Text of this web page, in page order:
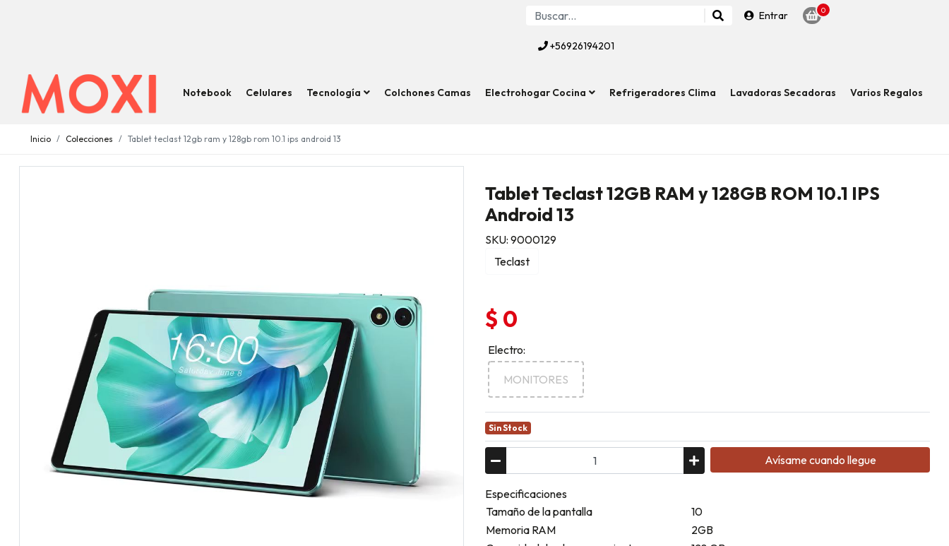
Entrar 0
+56926194201
Notebook Celulares Tecnología Colchones Camas Electrohogar Cocina Refrigeradores Clima Lavadoras Secadoras Varios Regalos
Inicio Colecciones Tablet teclast 12gb ram y 128gb rom 10.1 ips android 13
Tablet Teclast 12GB RAM y 128GB ROM 10.1 IPS
Android 13
SKU: 9000129
Teclast
$ 0
Electro:
MONITORES
Sin Stock
Avísame cuando llegue
Especificaciones
Tamaño de la pantalla
10
Memoria RAM
2GB